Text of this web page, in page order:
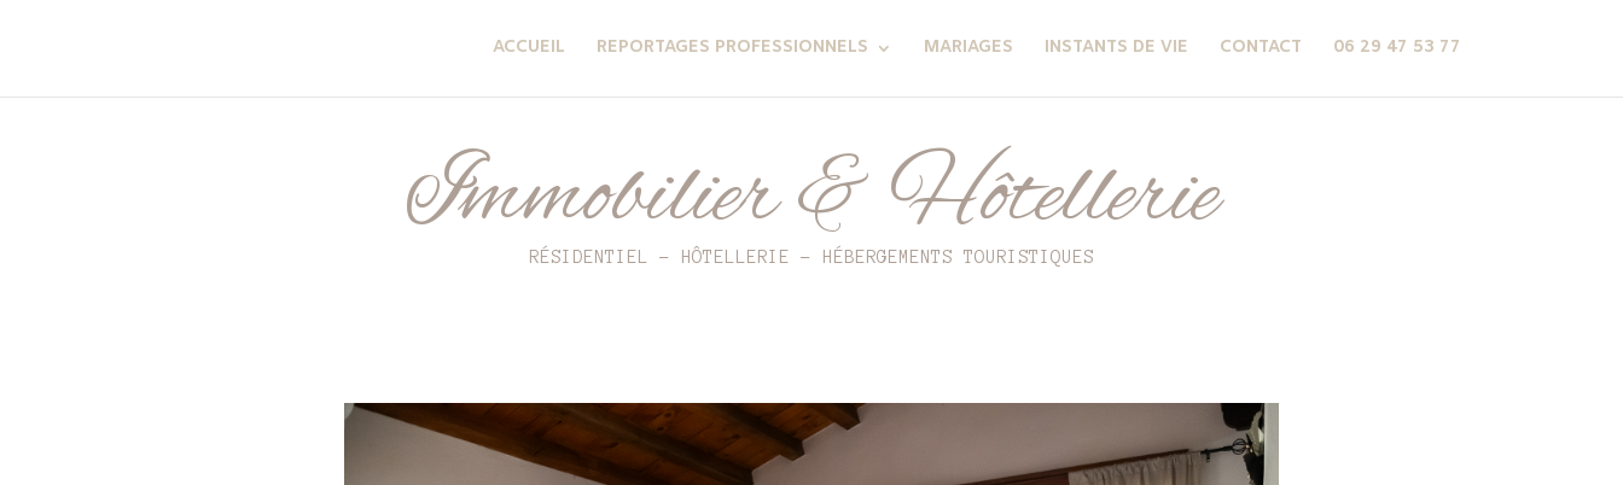
ACCUEIL REPORTAGES PROFESSIONNELS MARIAGES INSTANTS DE VIE CONTACT 06 29 47 53 77
Immobilier & Hôtellerie
RÉSIDENTIEL – HÔTELLERIE – HÉBERGEMENTS TOURISTIQUES